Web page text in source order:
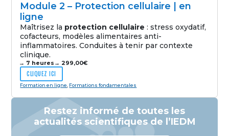
Module 2 – Protection cellulaire | en
ligne
Maîtrisez la protection cellulaire : stress oxydatif,
cofacteurs, modèles alimentaires anti-
inflammatoires. Conduites à tenir par contexte
clinique.
→ 7 heures → 299,00€
CLIQUEZ ICI
Formation en ligne Formations fondamentales
Restez informé de toutes les
actualités scientifiques de l’IEDM